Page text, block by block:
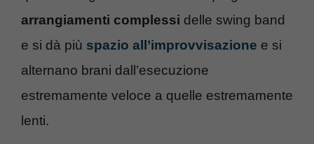
arrangiamenti complessi delle swing band
e si dà più spazio all’improvvisazione e si
alternano brani dall’esecuzione
estremamente veloce a quelle estremamente
lenti.